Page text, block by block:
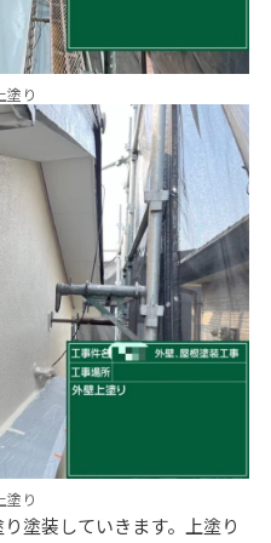
塗り
塗り
塗装していきます。上塗り